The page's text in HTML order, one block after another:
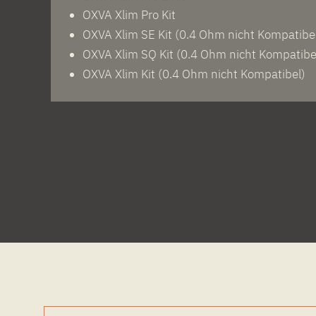
OXVA Xlim Pro Kit
OXVA Xlim SE Kit (0.4 Ohm nicht
OXVA Xlim SQ Kit (0.4 Ohm nicht
OXVA Xlim Kit (0.4 Ohm nicht Kompatibel)